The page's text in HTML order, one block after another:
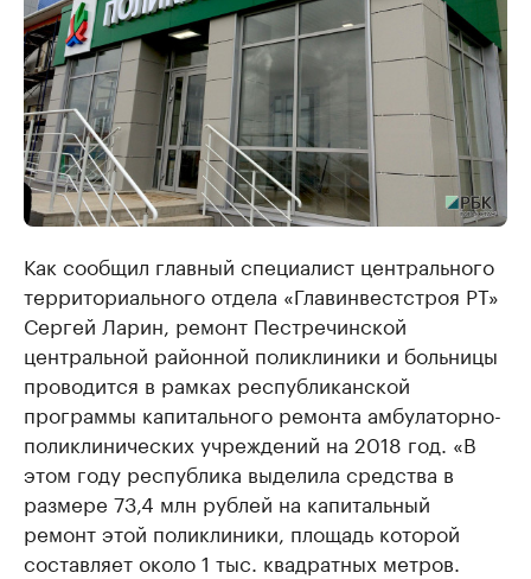
Как сообщил главный специалист центрального
территориального отдела «Главинвестстроя РТ»
Сергей Ларин, ремонт Пестречинской
центральной районной поликлиники и больницы
проводится в рамках республиканской
программы капитального ремонта амбулаторно-
поликлинических учреждений на 2018 год. «В
этом году республика выделила средства в
размере 73,4 млн рублей на капитальный
ремонт этой поликлиники, площадь которой
составляет около 1 тыс. квадратных метров.